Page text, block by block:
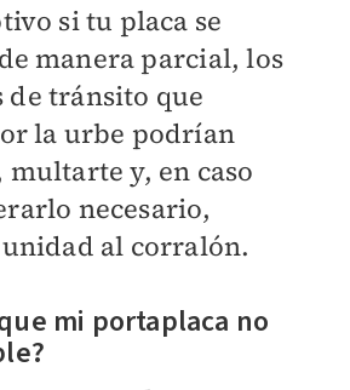
si tu placa se
manera parcial, los
de tránsito que
la urbe podrían
y, en caso
necesario,
al corralón.
mi portaplaca no